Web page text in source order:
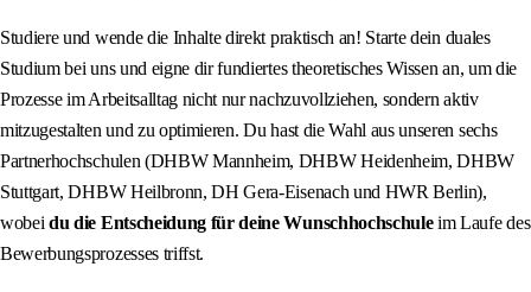
Studiere und wende die Inhalte direkt praktisch an! Starte dein duales
Studium bei uns und eigne dir fundiertes theoretisches Wissen an, um die
Prozesse im Arbeitsalltag nicht nur nachzuvollziehen, sondern aktiv
mitzugestalten und zu optimieren. Du hast die Wahl aus unseren sechs
Partnerhochschulen (DHBW Mannheim, DHBW Heidenheim, DHBW
Stuttgart, DHBW Heilbronn, DH Gera-Eisenach und HWR Berlin),
wobeidu die Entscheidung für deine Wunschhochschuleim Laufe des
Bewerbungsprozesses triffst.